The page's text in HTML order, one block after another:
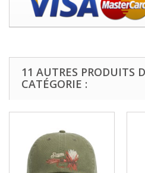
11 AUTRES PRODUITS
CATÉGORIE :